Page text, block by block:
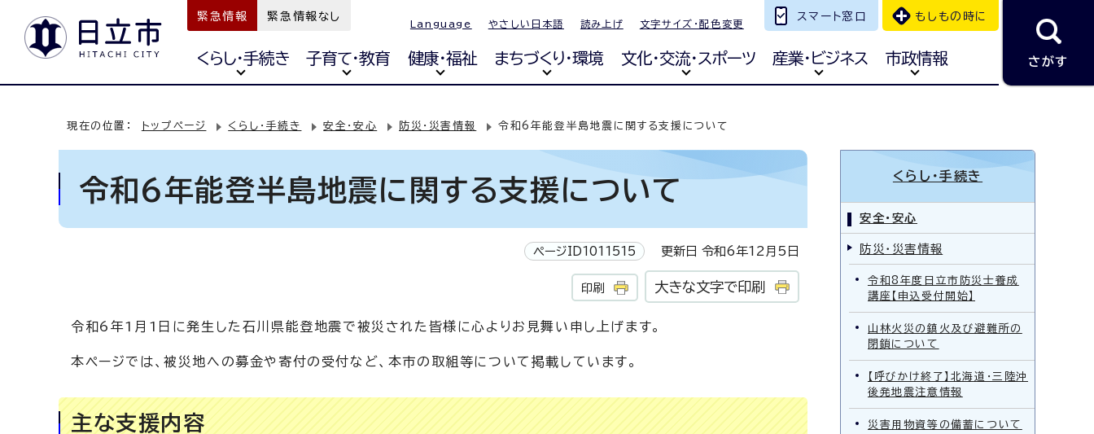
緊急情報 緊急情報なし
Language やさしい日本語 読み上げ 文字サイズ・配色変更
スマート窓口 もしもの時に
くらし・手続き 子育て・教育 健康・福祉 まちづくり・環境 文化・交流・スポーツ 産業・ビジネス 市政情報 さがす
現在の位置： トップページ くらし・手続き 安全・安心 防災・災害情報 令和6年能登半島地震に関する支援について
令和6年能登半島地震に関する支援について
ページID1011515 更新日 令和6年12月5日
印刷 大きな文字で印刷
令和6年1月1日に発生した石川県能登地震で被災された皆様に心よりお見舞い申し上げます。
本ページでは、被災地への募金や寄付の受付など、本市の取組等について掲載しています。
主な支援内容
くらし・手続き
安全・安心
防災・災害情報
令和8年度日立市防災士養成
講座【申込受付開始】
山林火災の鎮火及び避難所の
閉鎖について
【呼びかけ終了】北海道・三陸沖
後発地震注意情報
災害用物資等の備蓄について